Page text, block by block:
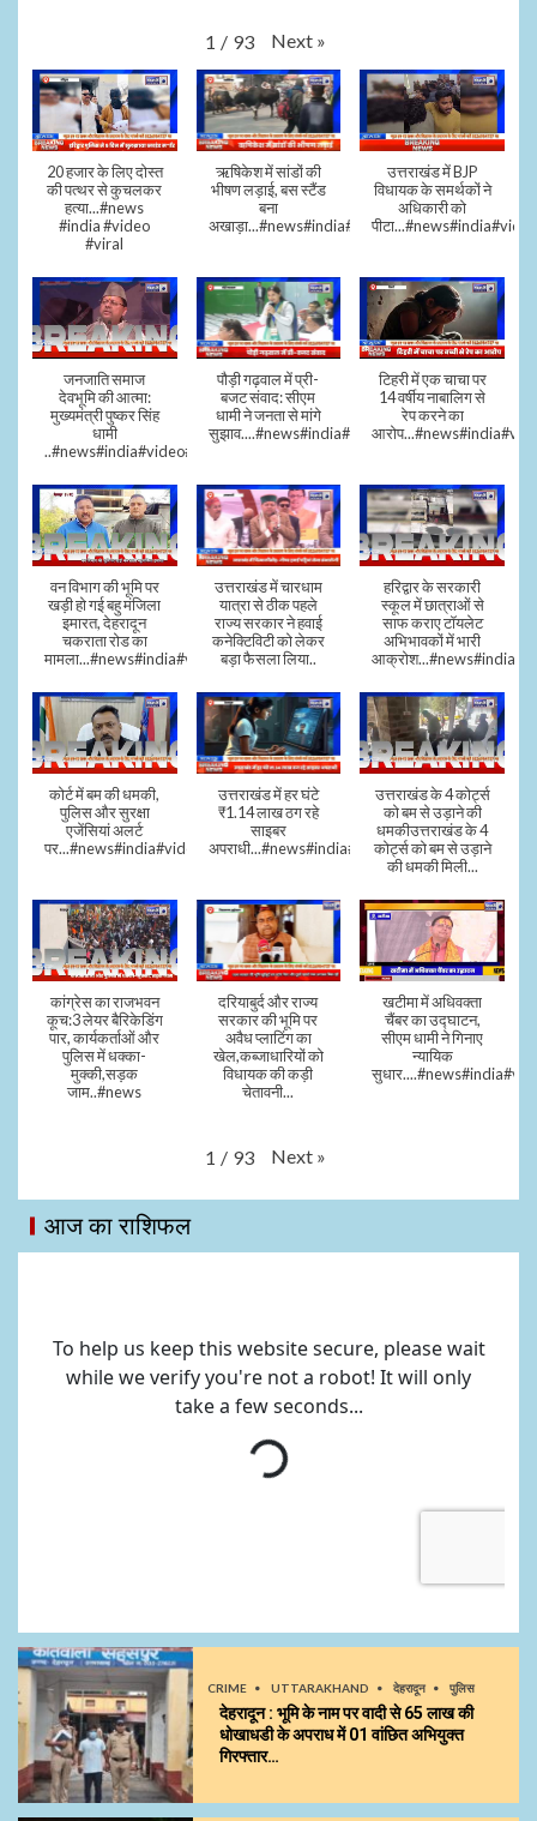
1 / 93 Next »
20 हजार के लिए दोस्त
की पत्थर से कुचलकर
हत्या...#news
#india #video
#viral
ऋषिकेश में सांडों की
भीषण लड़ाई, बस स्टैंड
बना
अखाड़ा...#news#india#video#viral
उत्तराखंड में BJP
विधायक के समर्थकों ने
अधिकारी को
जनजाति समाज
देवभूमि की आत्मा:
मुख्यमंत्री पुष्कर सिंह
धामी
..#news#india#video#viral
पौड़ी गढ़वाल में प्री-
बजट संवाद: सीएम
धामी ने जनता से मांगे
सुझाव....#news#india#video#viral
टिहरी में एक चाचा पर
14 वर्षीय नाबालिग से
रेप करने का
वन विभाग की भूमि पर
खड़ी हो गई बहु मंजिला
इमारत, देहरादून
चकराता रोड का
मामला...#news#india#video
उत्तराखंड में चारधाम
यात्रा से ठीक पहले
राज्य सरकार ने हवाई
कनेक्टिविटी को लेकर
बड़ा फैसला लिया..
हरिद्वार के सरकारी
स्कूल में छात्राओं से
साफ कराए टॉयलेट
अभिभावकों में भारी
आक्रोश...#news#india
कोर्ट में बम की धमकी,
पुलिस और सुरक्षा
एजेंसियां अलर्ट
पर...#news#india#video#viral
उत्तराखंड में हर घंटे
₹1.14 लाख ठग रहे
साइबर
अपराधी...#news#india#video#viral
उत्तराखंड के 4 कोर्ट्स
को बम से उड़ाने की
धमकीउत्तराखंड के 4
कोर्ट्स को बम से उड़ाने
की धमकी मिली...
कांग्रेस का राजभवन
कूच:3 लेयर बैरिकेडिंग
पार, कार्यकर्ताओं और
पुलिस में धक्का-
मुक्की,सड़क
जाम..#news
दरियाबुर्द और राज्य
सरकार की भूमि पर
अवैध प्लाटिंग का
खेल,कब्जाधारियों को
विधायक की कड़ी
चेतावनी...
खटीमा में अधिवक्ता
चैंबर का उद्घाटन,
सीएम धामी ने गिनाए
न्यायिक
1 / 93 Next »
आज का राशिफल
CRIME UTTARAKHAND देहरादून पुलिस
देहरादून : भूमि के नाम पर वादी से 65 लाख की
धोखाधडी के अपराध में 01 वांछित अभियुक्त
गिरफ्तार…